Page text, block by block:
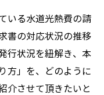
いる水道光熱費の請
書の対応状況の推移
行状況を紐解き、本
方」を、どのように
介させて頂きたいと